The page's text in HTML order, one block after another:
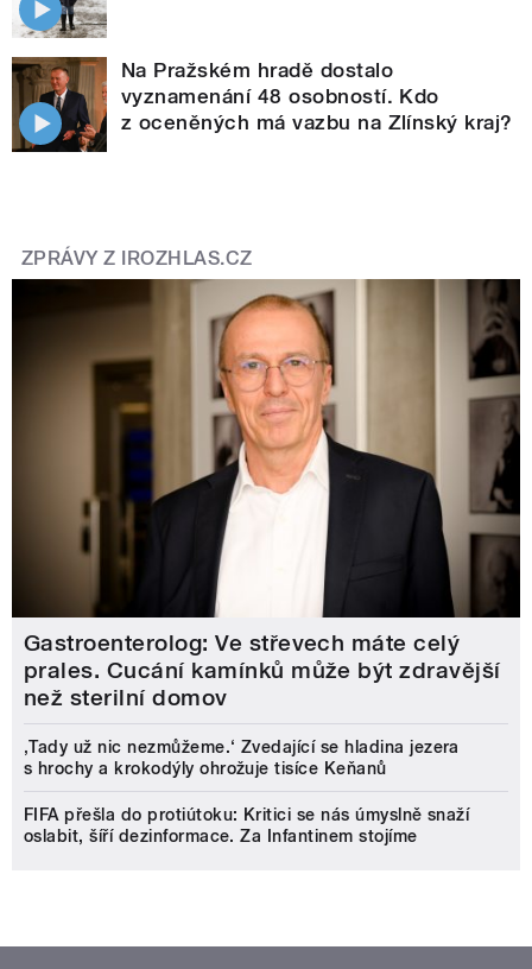
Na Pražském hradě dostalo
vyznamenání 48 osobností. Kdo
z oceněných má vazbu na Zlínský kraj?
ZPRÁVY Z IROZHLAS.CZ
Gastroenterolog: Ve střevech máte celý
prales. Cucání kamínků může být zdravější
než sterilní domov
‚Tady už nic nezmůžeme.‘ Zvedající se hladina jezera
s hrochy a krokodýly ohrožuje tisíce Keňanů
FIFA přešla do protiútoku: Kritici se nás úmyslně snaží
oslabit, šíří dezinformace. Za Infantinem stojíme